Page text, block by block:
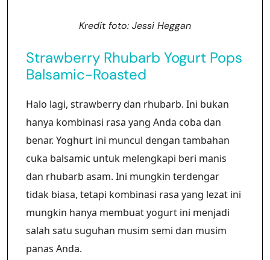
Kredit foto: Jessi Heggan
Strawberry Rhubarb Yogurt Pops
Balsamic-Roasted
Halo lagi, strawberry dan rhubarb. Ini bukan
hanya kombinasi rasa yang Anda coba dan
benar. Yoghurt ini muncul dengan tambahan
cuka balsamic untuk melengkapi beri manis
dan rhubarb asam. Ini mungkin terdengar
tidak biasa, tetapi kombinasi rasa yang lezat ini
mungkin hanya membuat yogurt ini menjadi
salah satu suguhan musim semi dan musim
panas Anda.